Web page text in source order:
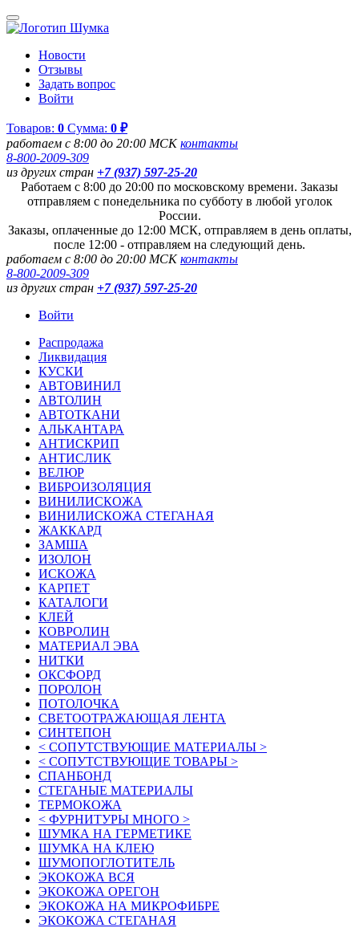
Новости
Отзывы
Задать вопрос
Войти
Товаров: 0 Сумма: 0 ₽
работаем с 8:00 до 20:00 МСКконтакты
8-800-2009-309
из других стран +7 (937) 597-25-20
Работаем с 8:00 до 20:00 по московскому времени. Заказы
отправляем с понедельника по субботу в любой уголок
России.
Заказы, оплаченные до 12:00 МСК, отправляем в день оплаты,
после 12:00 - отправляем на следующий день.
работаем с 8:00 до 20:00 МСКконтакты
8-800-2009-309
из других стран +7 (937) 597-25-20
Войти
Распродажа
Ликвидация
КУСКИ
АВТОВИНИЛ
АВТОЛИН
АВТОТКАНИ
АЛЬКАНТАРА
АНТИСКРИП
АНТИСЛИК
ВЕЛЮР
ВИБРОИЗОЛЯЦИЯ
ВИНИЛИСКОЖА
ВИНИЛИСКОЖА СТЕГАНАЯ
ЖАККАРД
ЗАМША
ИЗОЛОН
ИСКОЖА
КАРПЕТ
КАТАЛОГИ
КЛЕЙ
КОВРОЛИН
МАТЕРИАЛ ЭВА
НИТКИ
ОКСФОРД
ПОРОЛОН
ПОТОЛОЧКА
СВЕТООТРАЖАЮЩАЯ ЛЕНТА
СИНТЕПОН
< СОПУТСТВУЮЩИЕ МАТЕРИАЛЫ >
< СОПУТСТВУЮЩИЕ ТОВАРЫ >
СПАНБОНД
СТЕГАНЫЕ МАТЕРИАЛЫ
ТЕРМОКОЖА
< ФУРНИТУРЫ МНОГО >
ШУМКА НА ГЕРМЕТИКЕ
ШУМКА НА КЛЕЮ
ШУМОПОГЛОТИТЕЛЬ
ЭКОКОЖА ВСЯ
ЭКОКОЖА ОРЕГОН
ЭКОКОЖА НА МИКРОФИБРЕ
ЭКОКОЖА СТЕГАНАЯ